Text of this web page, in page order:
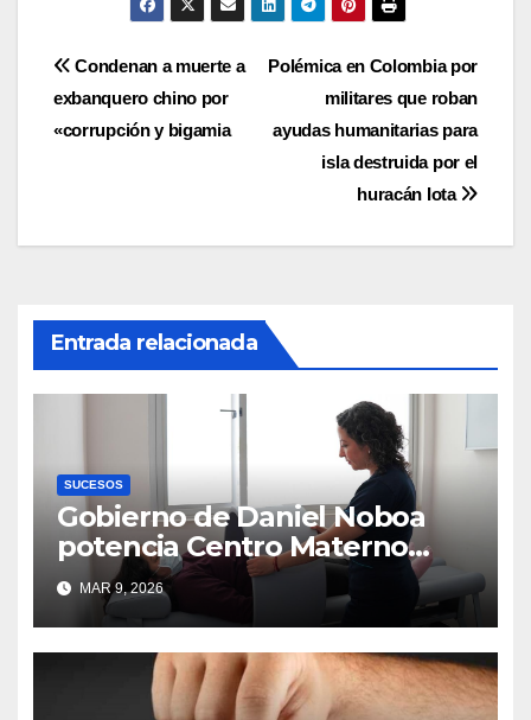
Navegación
de
Polémica en Colombia por
militares que roban
ayudas humanitarias para
isla destruida por el
huracán Iota
Condenan a muerte a
exbanquero chino por
«corrupción y bigamia
Entrada relacionada
SUCESOS
Gobierno de Daniel Noboa
potencia Centro Materno
Infantil y Emergencias en
Cuenca con nuevos equipos
médicos
MAR 9, 2026